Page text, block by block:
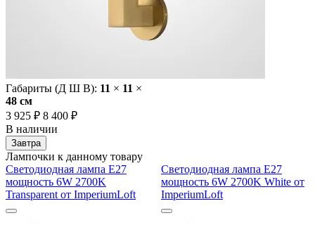
Габариты (Д Ш В): 11 × 11 ×
48 cм
3 925 ₽ 8 400 ₽
В наличии
Завтра
Лампочки к данному товару
Светодиодная лампа E27
мощность 6W 2700K
Transparent от ImperiumLoft
Светодиодная лампа E27
мощность 6W 2700K White от
ImperiumLoft